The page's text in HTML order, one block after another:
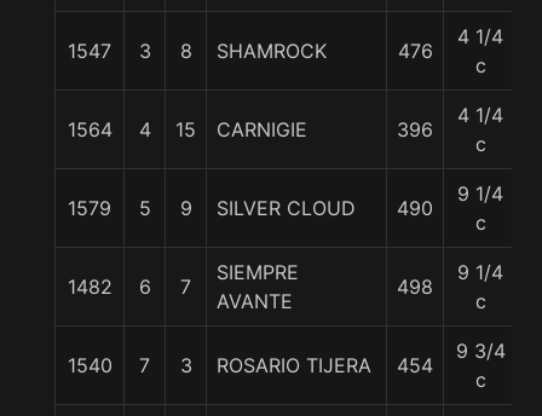
1547 3 8 SHAMROCK 476
4 1/4
c
1564 4 15 CARNIGIE 396
4 1/4
c
1579 5 9 SILVER CLOUD 490
9 1/4
c
1482 6 7
SIEMPRE
AVANTE
498
9 1/4
c
1540 7 3 ROSARIO TIJERA 454
9 3/4
c